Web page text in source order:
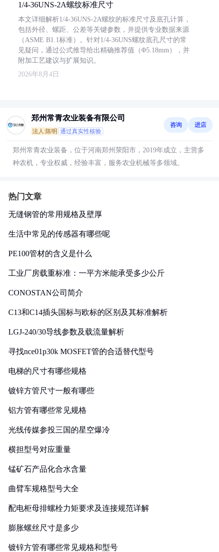
1/4-36UNS-2A螺纹标准尺寸
本文详细解析1/4-36UNS-2A螺纹的标准尺寸及底孔计算，
包括外径、螺距、公差等关键参数，并提供专业数据来源
（ASME B1.1标准）。针对1/4-36UNS螺纹底孔尺寸的常
见疑问，通过公式推导给出精确推荐值（Φ5.18mm），并
附加工艺建议与扩展知识。
2026年8月4日
郑州常青农业装备有限公司
法人:陈明 通过真实性核验
咨询 进店
郑州常青农业装备，位于河南郑州荥阳市，2019年成立，主营多
种农机，专业权威，经验丰富，服务农业机械等多领域。
热门文章
无缝钢管的常用规格及壁厚
生活中常见的传感器有哪些呢
PE100管材的含义是什么
工业厂房载重标准：一平方米能承受多少公斤
CONOSTAN公司简介
C13和C14插头国标与欧标的区别及其标准解析
LGJ-240/30导线参数及载流量解析
寻找nce01p30k MOSFET管的合适替代型号
电梯的尺寸有哪些规格
镀锌方管尺寸一般有哪些
铝方管有哪些常见规格
光线传媒参投三国的星空爆冷
横担型号对应重量
锰矿石产品化合水含量
曲臂车规格型号大全
配电柜母排螺栓力矩要求及连接规范详解
膨胀螺丝尺寸是多少
镀锌方管有哪些常见规格和型号